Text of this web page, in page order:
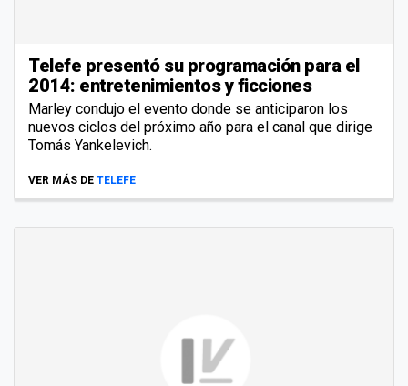
Telefe presentó su programación para el
2014: entretenimientos y ficciones
Marley condujo el evento donde se anticiparon los
nuevos ciclos del próximo año para el canal que dirige
Tomás Yankelevich.
VER MÁS DE TELEFE